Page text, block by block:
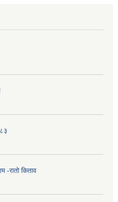
रातो किताव